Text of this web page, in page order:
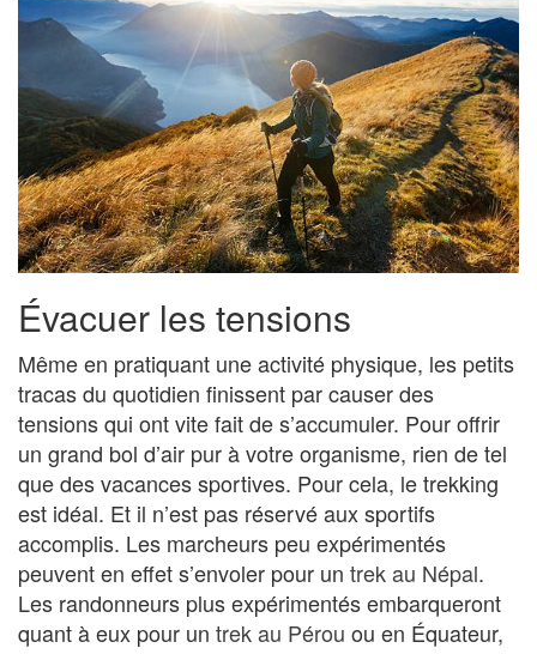
Évacuer les tensions
Même en pratiquant une activité physique, les petits
tracas du quotidien finissent par causer des
tensions qui ont vite fait de s’accumuler. Pour offrir
un grand bol d’air pur à votre organisme, rien de tel
que des vacances sportives. Pour cela, le trekking
est idéal. Et il n’est pas réservé aux sportifs
accomplis. Les marcheurs peu expérimentés
peuvent en effet s’envoler pour un trek au Népal.
Les randonneurs plus expérimentés embarqueront
quant à eux pour un trek au Pérou ou en Équateur,